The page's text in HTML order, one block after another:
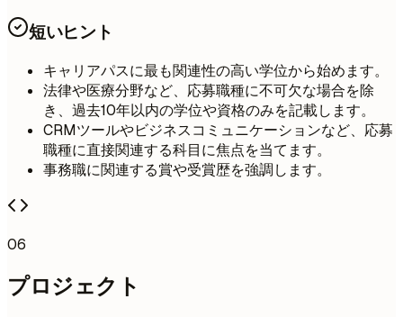
短いヒント
キャリアパスに最も関連性の高い学位から始めます。
法律や医療分野など、応募職種に不可欠な場合を除
き、過去10年以内の学位や資格のみを記載します。
CRMツールやビジネスコミュニケーションなど、応募
職種に直接関連する科目に焦点を当てます。
事務職に関連する賞や受賞歴を強調します。
06
プロジェクト